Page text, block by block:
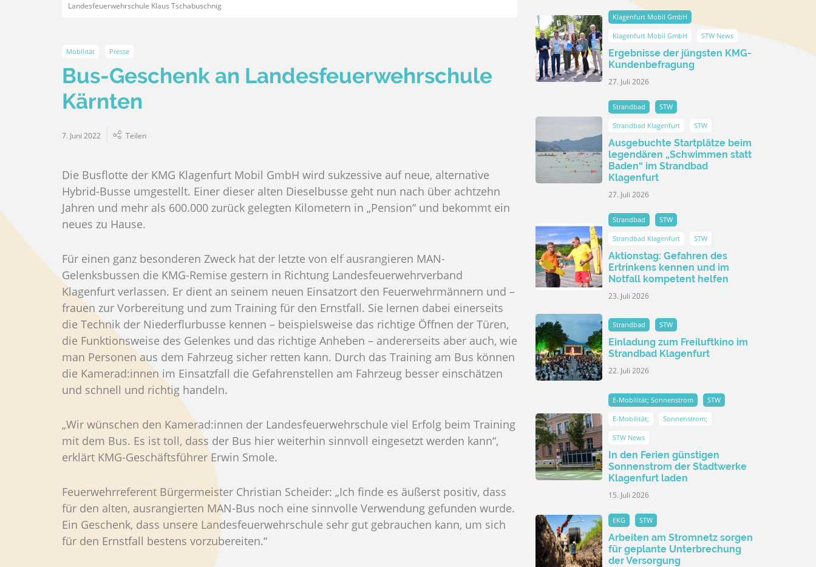
Landesfeuerwehrschule Klaus Tschabuschnig
Mobilität Presse
Bus-Geschenk an Landesfeuerwehrschule
Kärnten
7. Juni 2022 Teilen
Die Busflotte der KMG Klagenfurt Mobil GmbH wird sukzessive auf neue, alternative
Hybrid-Busse umgestellt. Einer dieser alten Dieselbusse geht nun nach über achtzehn
Jahren und mehr als 600.000 zurück gelegten Kilometern in „Pension“ und bekommt ein
neues zu Hause.
Für einen ganz besonderen Zweck hat der letzte von elf ausrangieren MAN-
Gelenksbussen die KMG-Remise gestern in Richtung Landesfeuerwehrverband
Klagenfurt verlassen. Er dient an seinem neuen Einsatzort den Feuerwehrmännern und –
frauen zur Vorbereitung und zum Training für den Ernstfall. Sie lernen dabei einerseits
die Technik der Niederflurbusse kennen – beispielsweise das richtige Öffnen der Türen,
die Funktionsweise des Gelenkes und das richtige Anheben – andererseits aber auch, wie
man Personen aus dem Fahrzeug sicher retten kann. Durch das Training am Bus können
die Kamerad:innen im Einsatzfall die Gefahrenstellen am Fahrzeug besser einschätzen
und schnell und richtig handeln.
„Wir wünschen den Kamerad:innen der Landesfeuerwehrschule viel Erfolg beim Training
mit dem Bus. Es ist toll, dass der Bus hier weiterhin sinnvoll eingesetzt werden kann“,
erklärt KMG-Geschäftsführer Erwin Smole.
Feuerwehrreferent Bürgermeister Christian Scheider: „Ich finde es äußerst positiv, dass
für den alten, ausrangierten MAN-Bus noch eine sinnvolle Verwendung gefunden wurde.
Ein Geschenk, dass unsere Landesfeuerwehrschule sehr gut gebrauchen kann, um sich
für den Ernstfall bestens vorzubereiten.“
Klagenfurt Mobil GmbH
Klagenfurt Mobil GmbH STW News
Ergebnisse der jüngsten KMG-
Kundenbefragung
27. Juli 2026
Strandbad STW
Strandbad Klagenfurt STW
Ausgebuchte Startplätze beim
legendären „Schwimmen statt
Baden“ im Strandbad
Klagenfurt
27. Juli 2026
Strandbad STW
Strandbad Klagenfurt STW
Aktionstag: Gefahren des
Ertrinkens kennen und im
Notfall kompetent helfen
23. Juli 2026
Strandbad STW
Einladung zum Freiluftkino im
Strandbad Klagenfurt
22. Juli 2026
E-Mobilität; Sonnenstrom STW
E-Mobilität; Sonnenstrom;
STW News
In den Ferien günstigen
Sonnenstrom der Stadtwerke
Klagenfurt laden
15. Juli 2026
EKG STW
Arbeiten am Stromnetz sorgen
für geplante Unterbrechung
der Versorgung